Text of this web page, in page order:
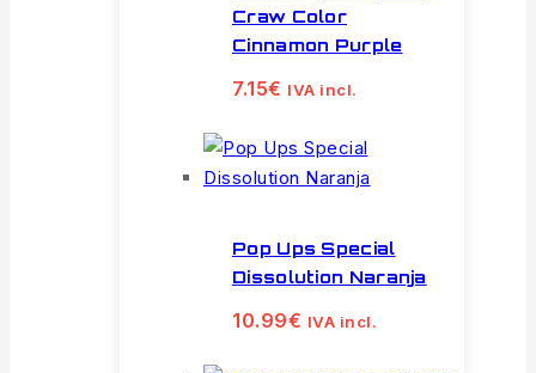
Craw Color
Cinnamon Purple
7.15€ IVA incl.
Pop Ups Special
Dissolution Naranja
10.99€ IVA incl.